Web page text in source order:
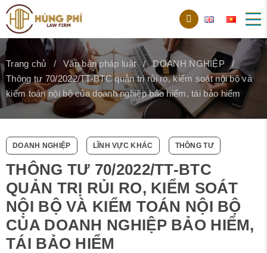
Trang chủ Văn bản pháp luật
DOANH NGHIỆP
Thông tư 70/2022/TT-BTC quản trị rủi ro, kiểm soát nội bộ và
kiểm toán nội bộ của doanh nghiệp bảo hiểm, tái bảo hiểm
DOANH NGHIỆP LĨNH VỰC KHÁC THÔNG TƯ
THÔNG TƯ 70/2022/TT-BTC
QUẢN TRỊ RỦI RO, KIỂM SOÁT
NỘI BỘ VÀ KIỂM TOÁN NỘI BỘ
CỦA DOANH NGHIỆP BẢO HIỂM,
TÁI BẢO HIỂM